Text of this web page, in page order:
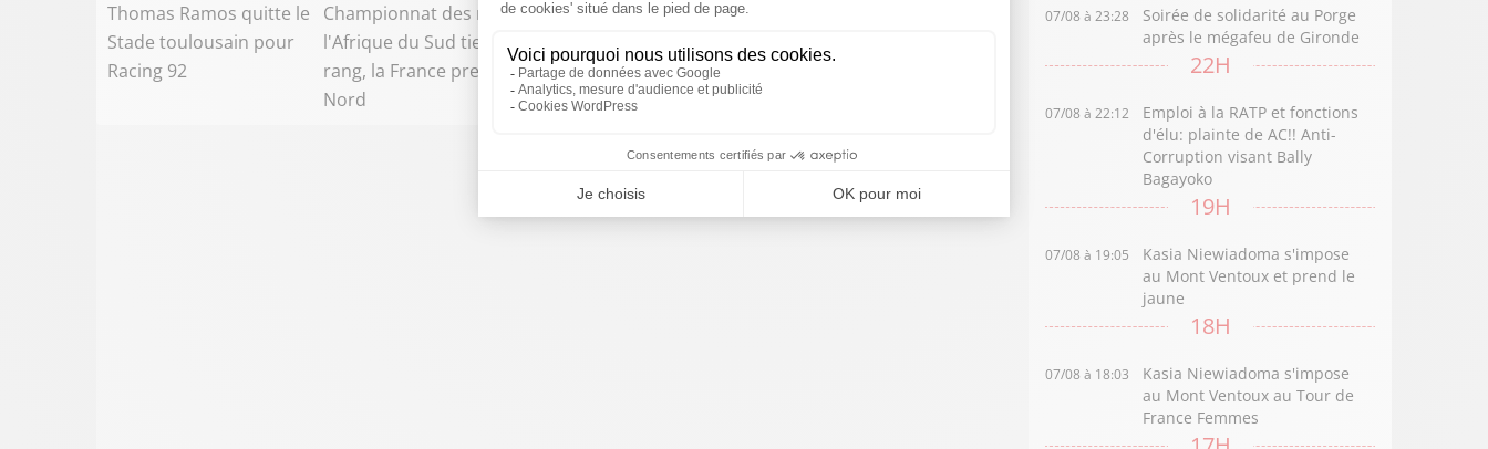
Thomas Ramos quitte le
Stade toulousain pour
Racing 92
Championnat des nations:
l'Afrique du Sud tient son
rang, la France première au
Nord
Championnat des
nations: le XV de France
corrige les "Brave
Blossoms" japonais
avec le XV de France à
07/08 à 23:28
Soirée de solidarité au Porge
après le mégafeu de Gironde
22H
07/08 à 22:12
Emploi à la RATP et fonctions
d'élu: plainte de AC!! Anti-
Corruption visant Bally
Bagayoko
19H
07/08 à 19:05
Kasia Niewiadoma s'impose
au Mont Ventoux et prend le
jaune
18H
07/08 à 18:03
Kasia Niewiadoma s'impose
au Mont Ventoux au Tour de
France Femmes